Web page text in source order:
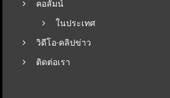
คอลัมน์
ในประเทศ
วิดีโอ-คลิปข่าว
ติดต่อเรา